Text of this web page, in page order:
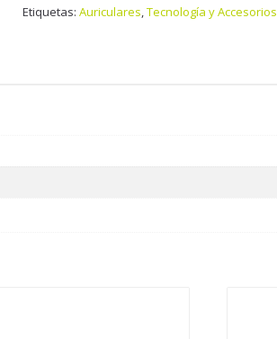
Etiquetas:Auriculares,Tecnología y Accesorios